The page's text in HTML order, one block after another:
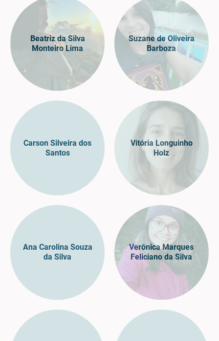
Beatriz da Silva
Monteiro Lima
Suzane de Oliveira
Barboza
Carson Silveira dos
Santos
Vitória Longuinho
Holz
Ana Carolina Souza
da Silva
Verônica Marques
Feliciano da Silva